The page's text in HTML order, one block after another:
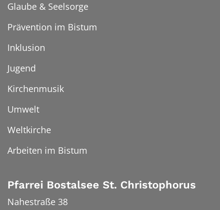
Glaube & Seelsorge
Prävention im Bistum
Inklusion
Jugend
Kirchenmusik
Umwelt
Weltkirche
Arbeiten im Bistum
Pfarrei Bostalsee St. Christophorus
Nahestraße 38